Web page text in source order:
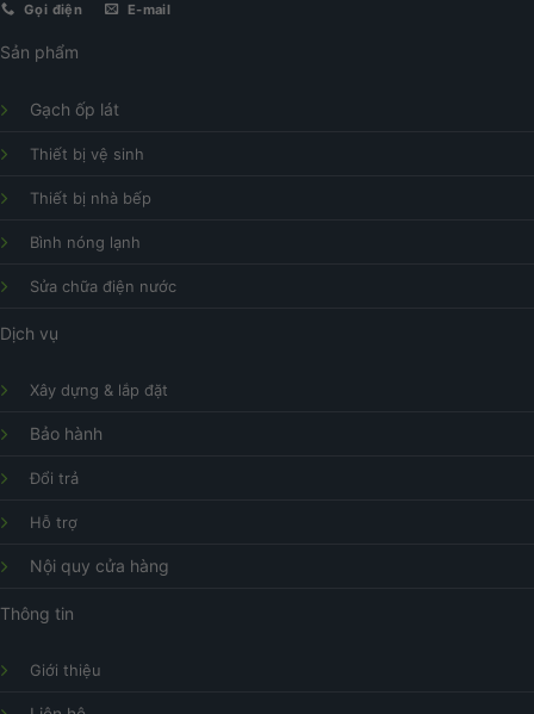
Gọi điện E-mail
Sản phẩm
Gạch ốp lát
Thiết bị vệ sinh
Thiết bị nhà bếp
Bình nóng lạnh
Sửa chữa điện nước
Dịch vụ
Xây dựng & lắp đặt
Bảo hành
Đổi trả
Hỗ trợ
Nội quy cửa hàng
Thông tin
Giới thiệu